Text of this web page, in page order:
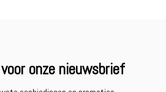
onze nieuwsbrief